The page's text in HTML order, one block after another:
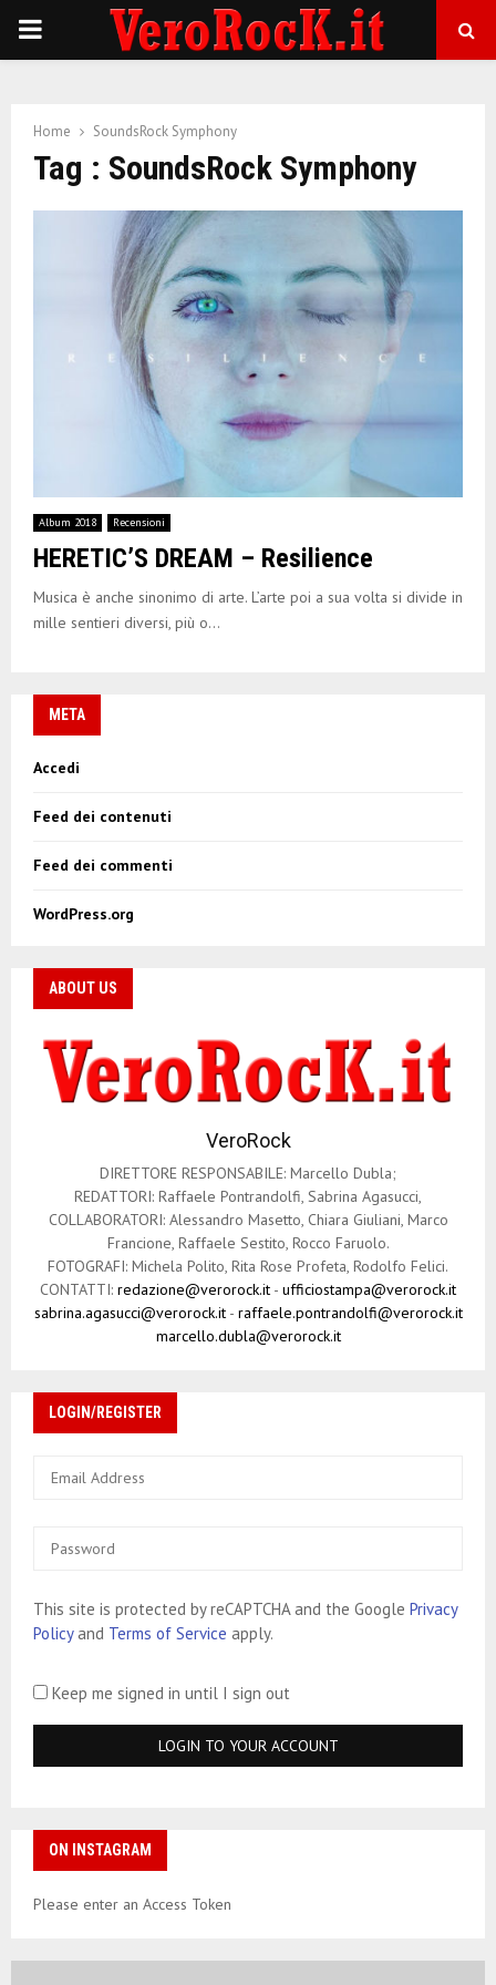
P
M
N
U
Home SoundsRock Symphony
Tag : SoundsRock Symphony
Album 2018 Recensioni
HERETIC’S DREAM – Resilience
Musica è anche sinonimo di arte. L’arte poi a sua volta si divide in
mille sentieri diversi, più o...
META
Accedi
Feed dei contenuti
Feed dei commenti
WordPress.org
ABOUT US
VeroRock
DIRETTORE RESPONSABILE: Marcello Dubla;
REDATTORI: Raffaele Pontrandolfi, Sabrina Agasucci,
COLLABORATORI: Alessandro Masetto, Chiara Giuliani, Marco
Francione, Raffaele Sestito, Rocco Faruolo.
FOTOGRAFI: Michela Polito, Rita Rose Profeta, Rodolfo Felici.
CONTATTI: redazione@verorock.it - ufficiostampa@verorock.it
sabrina.agasucci@verorock.it- raffaele.pontrandolfi@verorock.it
marcello.dubla@verorock.it
LOGIN/REGISTER
This site is protected by reCAPTCHA and the Google Privacy
Policyand Terms of Service apply.
Keep me signed in until I sign out
ON INSTAGRAM
Please enter an Access Token